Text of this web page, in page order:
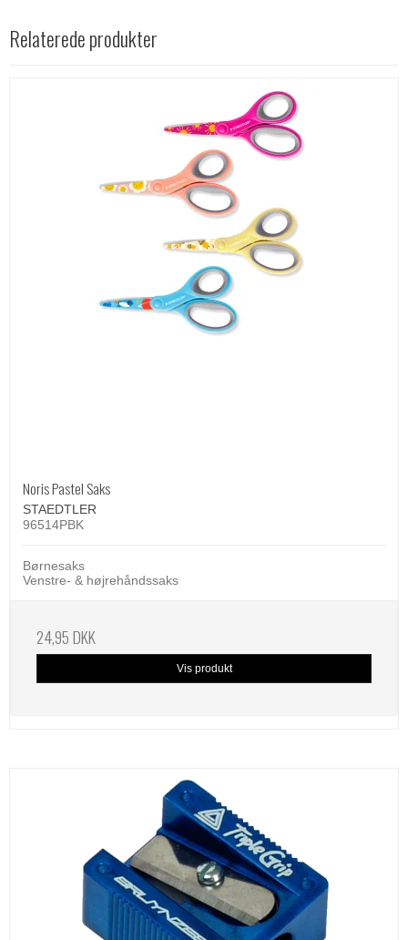
Relaterede produkter
Noris Pastel Saks
STAEDTLER
96514PBK
Børnesaks
Venstre- & højrehåndssaks
24,95 DKK
Vis produkt